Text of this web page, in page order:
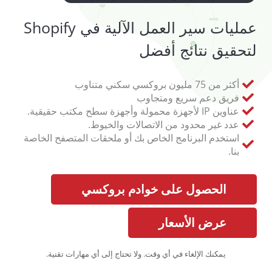
عمليات سير العمل الآلية في Shopify
لتحقيق نتائج أفضل
أكثر من 75 مليون بروكسي سكني متناوب
فريق دعم سريع ومتجاوب
عناوين IP لأجهزة محمولة وأجهزة سطح مكتب حقيقية.
عدد غير محدود من الاتصالات والخيوط.
استخدم البرنامج الخاص بك أو ملحقات المتصفح الخاصة
بنا.
الحصول على خوادم بروكسي
عرض الأسعار
يمكنك الإلغاء في أي وقت. ولا تحتاج إلى أي مهارات تقنية.